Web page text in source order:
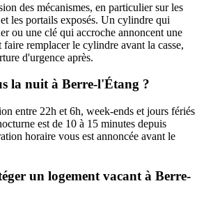
des mécanismes, en particulier sur les
les portails exposés. Un cylindre qui
ou une clé qui accroche annoncent une
remplacer le cylindre avant la casse,
d'urgence après.
la nuit à Berre-l'Étang ?
entre 22h et 6h, week-ends et jours fériés
est de 10 à 15 minutes depuis
horaire vous est annoncée avant le
un logement vacant à Berre-